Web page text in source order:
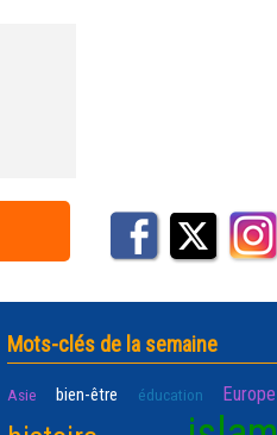
Mots-clés de la semaine
Asie bien-être éducation Europe